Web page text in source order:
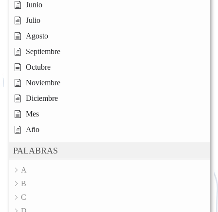
Junio
Julio
Agosto
Septiembre
Octubre
Noviembre
Diciembre
Mes
Año
PALABRAS
A
B
C